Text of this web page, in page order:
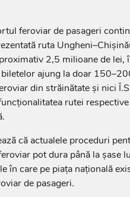
feroviar de pasageri
ruta
2,5 milioane de lei,
ajung la doar
din străinătate și nici
rutei respective
că actualele proceduri
pot dura până la șase
în care pe piața națională
de pasageri.